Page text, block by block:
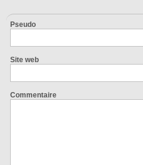
Pseudo
Site web
Commentaire